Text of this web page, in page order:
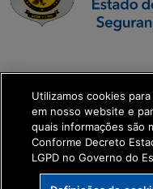
Executiva de
Transformação
get_footer();
Utilizamos cookies
em nosso website e
quais informações são
Conforme Decreto
LGPD no Governo do